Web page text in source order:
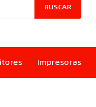
BUSCAR
Impresoras